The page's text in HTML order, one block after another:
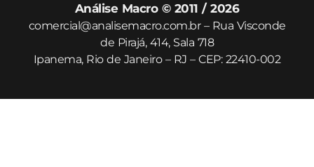
Análise Macro © 2011 / 2026
comercial@analisemacro.com.br – Rua Visconde
de Pirajá, 414, Sala 718
Ipanema, Rio de Janeiro – RJ – CEP: 22410-002